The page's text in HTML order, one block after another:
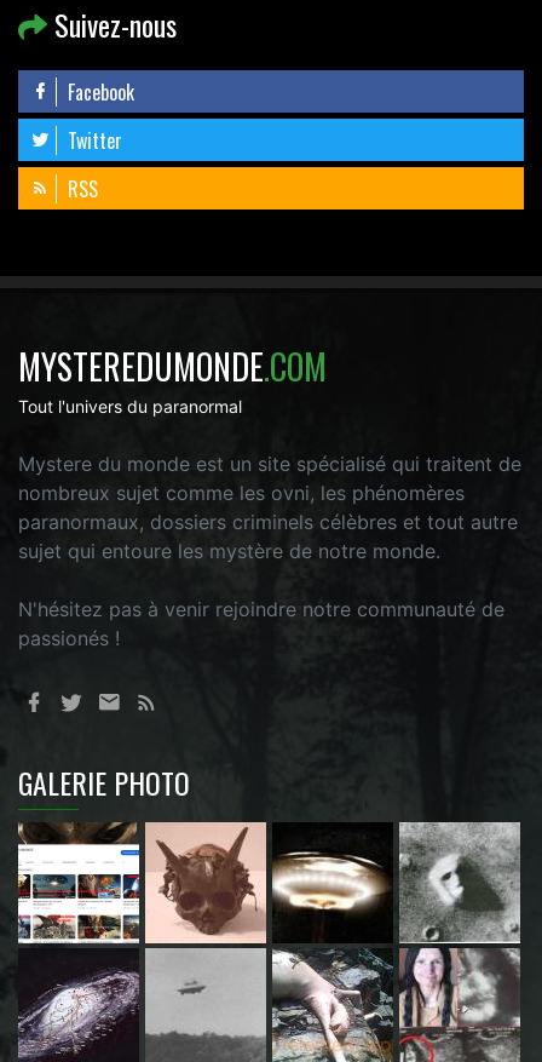
Suivez-nous
Facebook
Twitter
RSS
MYSTEREDUMONDE.COM
Tout l'univers du paranormal
Mystere du monde est un site spécialisé qui traitent de
nombreux sujet comme les ovni, les phénomères
paranormaux, dossiers criminels célèbres et tout autre
sujet qui entoure les mystère de notre monde.
N'hésitez pas à venir rejoindre notre communauté de
passionés !
GALERIE PHOTO